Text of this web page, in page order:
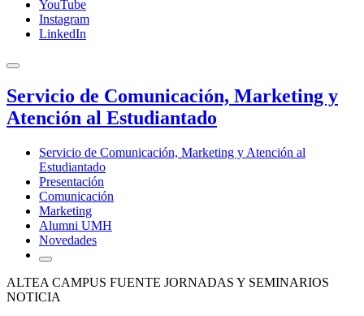
YouTube
Instagram
LinkedIn
Servicio de Comunicación, Marketing y
Atención al Estudiantado
Servicio de Comunicación, Marketing y Atención al
Estudiantado
Presentación
Comunicación
Marketing
Alumni UMH
Novedades
ALTEA CAMPUS FUENTE JORNADAS Y SEMINARIOS
NOTICIA